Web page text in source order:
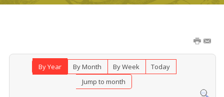
By Year By Month By Week
Today
Jump to month